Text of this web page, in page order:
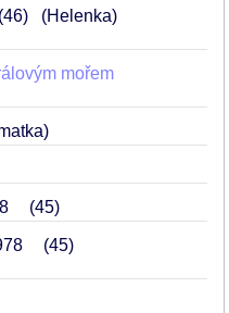
46 (Helenka)
mořem
45
45